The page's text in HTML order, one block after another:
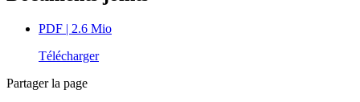
PDF | 2.6 Mio
Télécharger
Partager la page